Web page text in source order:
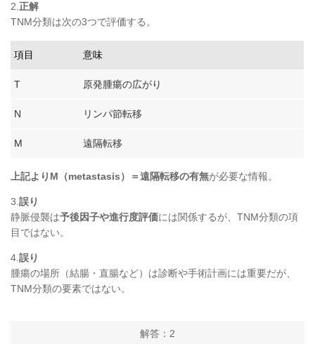
2. 正解
TNM分類は次の3つで評価する。
項目 意味
T 原発腫瘍の広がり
N リンパ節転移
M 遠隔転移
上記よりM（metastasis）＝遠隔転移の有無が必要な情報。
3. 誤り
静脈侵襲は予後因子や進行度評価には関係するが、TNM分類の項
目ではない。
4. 誤り
腫瘍の場所（結腸・直腸など）は診断や手術計画には重要だが、
TNM分類の要素ではない。
解答：2